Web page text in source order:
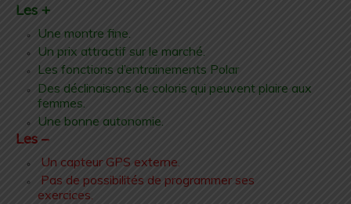
Les +
Une montre fine.
Un prix attractif sur le marché.
Les fonctions d’entrainements Polar
Des déclinaisons de coloris qui peuvent plaire aux
femmes.
Une bonne autonomie.
Les –
Un capteur GPS externe.
Pas de possibilités de programmer ses
exercices.